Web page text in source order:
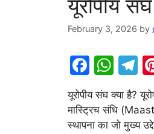
यूरोपीय
February 3, 2026 by
F
c
e
W
at
s
T
el
e
यूरोपीय संघ क्या है?
मास्ट्रिच संधि
स्थापना का जो मुख्य